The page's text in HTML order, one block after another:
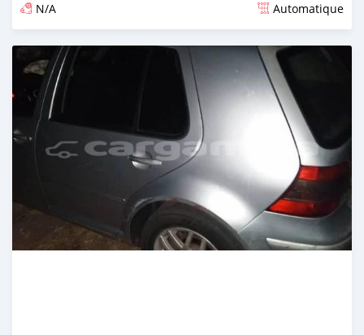
N/A Automatique
Dougal na niou ko depuis over 2 years